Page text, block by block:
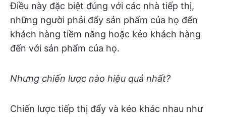
Điều này đặc biệt đúng với các nhà tiếp thị,
những người phải đẩy sản phẩm của họ đến
khách hàng tiềm năng hoặc kéo khách hàng
đến với sản phẩm của họ.
Nhưng chiến lược nào hiệu quả nhất?
Chiến lược tiếp thị đẩy và kéo khác nhau như